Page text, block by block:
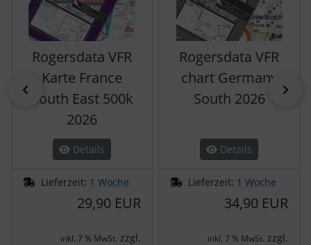
Rogersdata VFR
Karte France
South East 500k
2026
Details
Lieferzeit: 1 Woche
29,90 EUR
inkl. 7 % MwSt. zzgl.
Rogersdata VFR
chart Germany
South 2026
Details
Lieferzeit: 1 Woche
34,90 EUR
inkl. 7 % MwSt. zzgl.